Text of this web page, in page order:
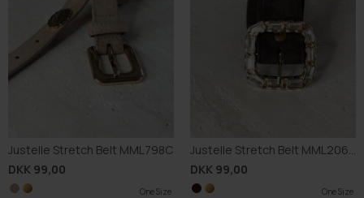
Justelle Stretch Belt MML798C
DKK 99,00
One Size
One Size
Justelle Stretch Belt MML206C
DKK 99,00
One Size
One Size